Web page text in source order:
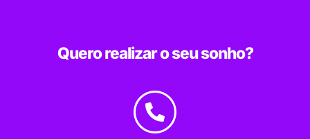
Quero realizar o seu sonho?